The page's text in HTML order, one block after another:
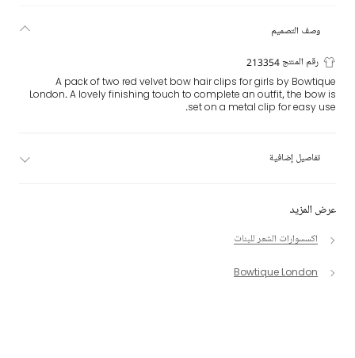
عرض المزيد
اكسسوارات الشعر للبنات
Bowtique London
وصف التصميم
رقم المنتج 213354
A pack of two red velvet bow hair clips for girls by Bowtique
London. A lovely finishing touch to complete an outfit, the bow is
set on a metal clip for easy use.
تفاصيل إضافية